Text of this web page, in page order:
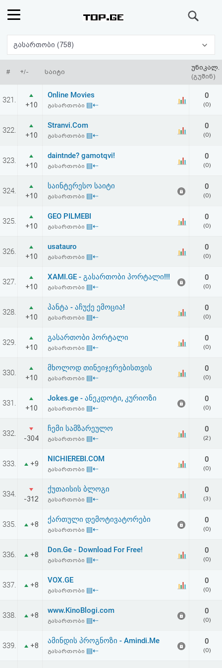
რეიტინგი
(მთავარი)
ფოსტა
პასუხი
ავტორიზაცია
რეგისტრაცია
პაროლის
აღდგენა
HTML
კოდი
სალიცენზიო
შეთანხმება
უარყოფა
გასართობი (758)
# +/- საიტი
უნიკალ.
(გუშინ)
321.
+10
Online Movies
გასართობი ▤⇠
0
(0)
322.
+10
Stranvi.Com
გასართობი ▤⇠
0
(0)
323.
+10
daintnde? gamotqvi!
გასართობი ▤⇠
0
(0)
324.
+10
საინტერესო საიტი
გასართობი ▤⇠
0
(0)
325.
+10
GEO PILMEBI
გასართობი ▤⇠
0
(0)
326.
+10
usatauro
გასართობი ▤⇠
0
(0)
327.
+10
XAMI.GE - გასართობი პორტალი!!!
გასართობი ▤⇠
0
(0)
328.
+10
პანტა - აჩუქე ემოცია!
გასართობი ▤⇠
0
(0)
329.
+10
გასართობი პორტალი
გასართობი ▤⇠
0
(0)
330.
+10
მხოლოდ თინეიჯერებისთვის
გასართობი ▤⇠
0
(0)
331.
+10
Jokes.ge - ანეკდოტი, კურიოზი
გასართობი ▤⇠
0
(0)
332.
-304
ჩემი სამზარეულო
გასართობი ▤⇠
0
(2)
333. +9
NICHIEREBI.COM
გასართობი ▤⇠
0
(0)
334.
-312
ქუთაისის ბლოგი
გასართობი ▤⇠
0
(3)
335. +8
ქართული დემოტივატორები
გასართობი ▤⇠
0
(0)
336. +8
Don.Ge - Download For Free!
გასართობი ▤⇠
0
(0)
337. +8
VOX.GE
გასართობი ▤⇠
0
(0)
338. +8
www.KinoBlogi.com
გასართობი ▤⇠
0
(0)
339. +8
ამინდის პროგნოზი - Amindi.Me
გასართობი ▤⇠
0
(0)